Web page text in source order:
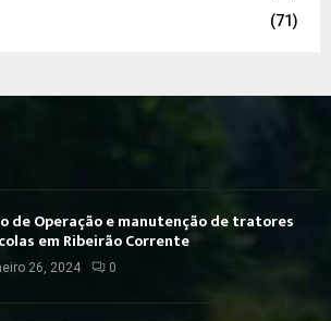
(71)
de Operação e manutenção de tratores
em Ribeirão Corrente
26, 2024 0